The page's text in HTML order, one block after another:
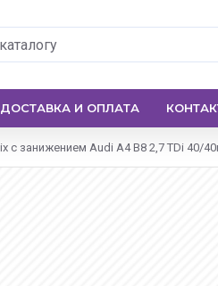
ДОСТАВКА И ОПЛАТА
с занижением Audi A4 B8 2,7 TDi 40/